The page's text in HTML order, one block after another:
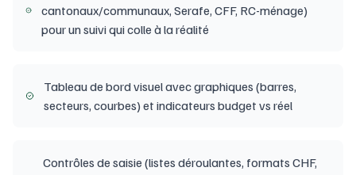
cantonaux/communaux, Serafe, CFF, RC-ménage)
pour un suivi qui colle à la réalité
Tableau de bord visuel avec graphiques (barres,
secteurs, courbes) et indicateurs budget vs réel
Contrôles de saisie (listes déroulantes, formats CHF,